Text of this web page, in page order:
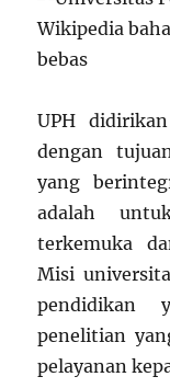
UPH
dengan
yang
adalah
terkemuka
Misi
pendidikan
penelitian
pelayanan